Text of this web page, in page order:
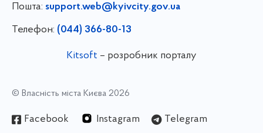
Пошта: support.web@kyivcity.gov.ua
Телефон: (044) 366-80-13
Kitsoft – розробник порталу
© Власність міста Києва 2026
Facebook Instagram Telegram